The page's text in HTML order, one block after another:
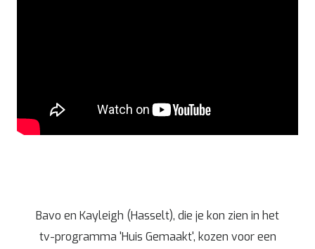
Bavo en Kayleigh (Hasselt), die je kon zien in het
tv-programma 'Huis Gemaakt', kozen voor een